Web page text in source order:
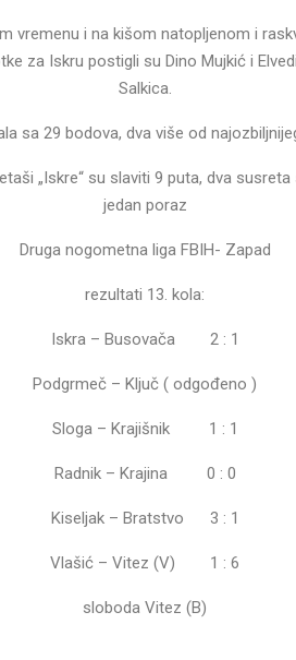
vremenu i na kišom natopljenom i
za Iskru postigli su Dino Mujkić i
Salkica.
sa 29 bodova, dva više od
„Iskre“ su slaviti 9 puta, dva
jedan poraz
Druga nogometna liga FBIH- Zapad
rezultati 13. kola:
Iskra – Busovača 2 : 1
Podgrmeč – Ključ ( odgođeno )
Sloga – Krajišnik 1 : 1
Radnik – Krajina 0 : 0
Kiseljak – Bratstvo 3 : 1
Vlašić – Vitez (V) 1 : 6
sloboda Vitez (B)